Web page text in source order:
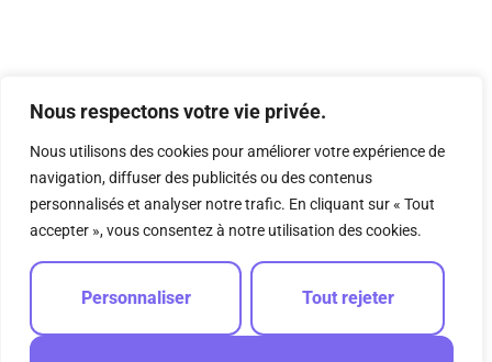
Nous respectons votre vie privée.
Nous utilisons des cookies pour améliorer votre expérience de
navigation, diffuser des publicités ou des contenus
personnalisés et analyser notre trafic. En cliquant sur « Tout
accepter », vous consentez à notre utilisation des cookies.
Personnaliser Tout rejeter